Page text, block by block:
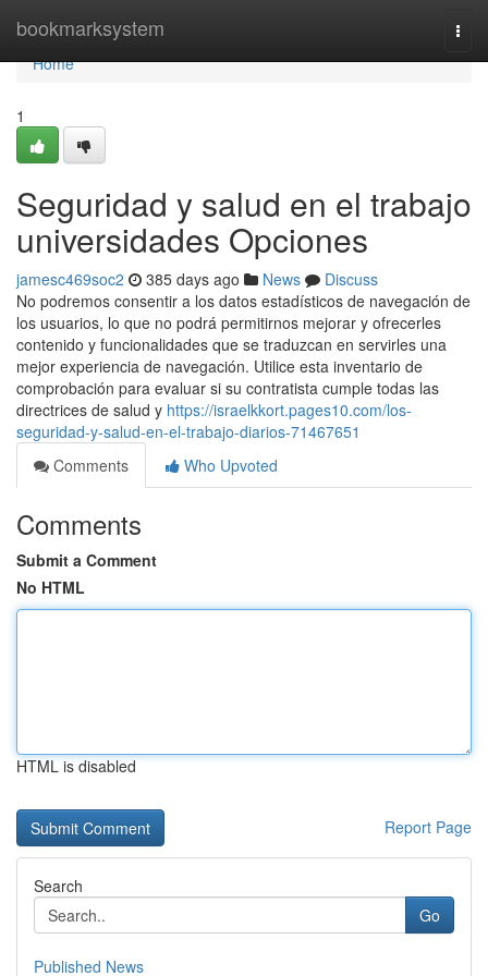
bookmarksystem
Home
Home
1
Seguridad y salud en el trabajo
universidades Opciones
jamesc469soc2 385 days ago News
Discuss
No podremos consentir a los datos estadísticos de navegación de
los usuarios, lo que no podrá permitirnos mejorar y ofrecerles
contenido y funcionalidades que se traduzcan en servirles una
mejor experiencia de navegación. Utilice esta inventario de
comprobación para evaluar si su contratista cumple todas las
directrices de salud y https://israelkkort.pages10.com/los-
seguridad-y-salud-en-el-trabajo-diarios-71467651
Comments
Who Upvoted
Comments
Submit a Comment
No HTML
HTML is disabled
Report Page
Search
Go
Published News